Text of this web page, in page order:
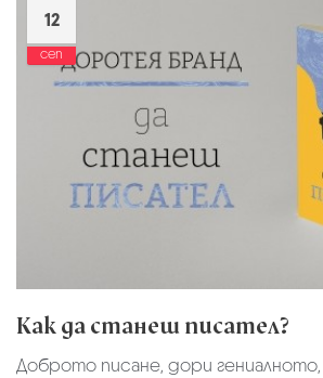
12
сеп
Как да станеш писател?
Доброто писане, дори